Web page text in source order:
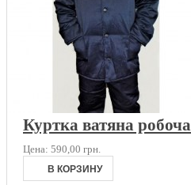
Куртка ватяна робоча
Цена: 590,00 грн.